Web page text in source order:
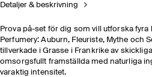
Detaljer & beskrivning
Prova på-set för dig som vill utforska fyra
Perfumery: Auburn, Fleuriste, Mythe och
tillverkade i Grasse i Frankrike av
omsorgsfullt framställda med naturliga
varaktig intensitet.